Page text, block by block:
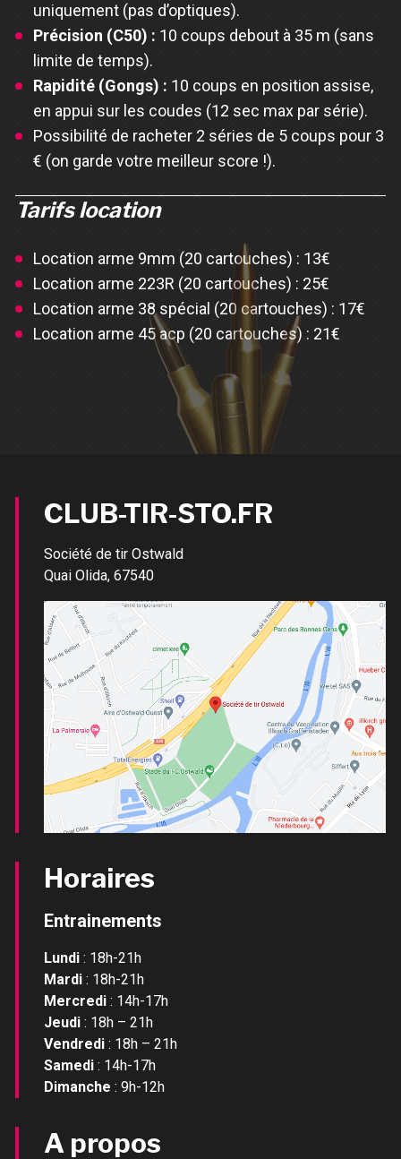
uniquement (pas d’optiques).
Précision (C50) : 10 coups debout à 35 m (sans
limite de temps).
Rapidité (Gongs) : 10 coups en position assise,
en appui sur les coudes (12 sec max par série).
Possibilité de racheter 2 séries de 5 coups pour 3
€ (on garde votre meilleur score !).
Tarifs location
Location arme 9mm (20 cartouches) : 13€
Location arme 223R (20 cartouches) : 25€
Location arme 38 spécial (20 cartouches) : 17€
Location arme 45 acp (20 cartouches) : 21€
CLUB-TIR-STO.FR
Société de tir Ostwald
Quai Olida, 67540
Horaires
Entrainements
Lundi: 18h-21h
Mardi: 18h-21h
Mercredi: 14h-17h
Jeudi: 18h – 21h
Vendredi: 18h – 21h
Samedi: 14h-17h
Dimanche : 9h-12h
A propos